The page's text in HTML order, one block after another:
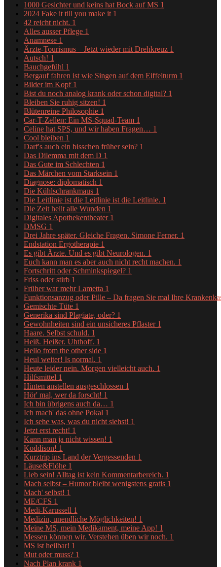
1000 Gesichter und keins hat Bock auf MS 1
2024 Fake it till you make it 1
42 reicht nicht. 1
Alles ausser Pflege 1
Anamnese 1
Ärzte-Tourismus – Jetzt wieder mit Drehkreuz 1
Autsch! 1
Bauchgefühl 1
Bergauf fahren ist wie Singen auf dem Eiffelturm 1
Bilder im Kopf 1
Bist du noch analog krank oder schon digital? 1
Bleiben Sie ruhig sitzen! 1
Blütenreine Philosophie 1
Car-T-Zellen: Ein MS-Squad-Team 1
Celine hat SPS, und wir haben Fragen… 1
Cool bleiben 1
Darf's auch ein bisschen früher sein? 1
Das Dilemma mit dem D 1
Das Gute im Schlechten 1
Das Märchen vom Starksein 1
Diagnose: diplomatisch 1
Die Kühlschrankmaus 1
Die Leitlinie ist die Leitlinie ist die Leitlinie. 1
Die Zeit heilt alle Wunden 1
Digitales Apothekentheater 1
DMSG 1
Drei Jahre später. Gleiche Fragen. Simone Ferner. 1
Endstation Ergotherapie 1
Es gibt Ärzte. Und es gibt Neurologen. 1
Euch kann man es aber auch nicht recht machen. 1
Fortschritt oder Schminkspiegel? 1
Friss oder stirb 1
Früher war mehr Lametta 1
Funktionsanzug oder Pille – Da fragen Sie mal Ihre
Gemischte Tüte 1
Generika sind Plagiate, oder? 1
Gewohnheiten sind ein unsicheres Pflaster 1
Haare. Selbst schuld. 1
Heiß. Heißer. Uhthoff. 1
Hello from the other side 1
Heul weiter! Is normal. 1
Heute leider nein. Morgen vielleicht auch. 1
Hilfsmittel 1
Hinten anstellen ausgeschlossen 1
Hör' mal, wer da forscht! 1
Ich bin übrigens auch da… 1
Ich mach' das ohne Pokal 1
Ich sehe was, was du nicht siehst! 1
Jetzt erst recht! 1
Kann man ja nicht wissen! 1
Koddison! 1
Kurztrip ins Land der Vergessenden 1
Läuse&Flöhe 1
Lieb sein! Alltag ist kein Kommentarbereich. 1
Mach selbst – Humor bleibt wenigstens gratis 1
Mach' selbst! 1
ME/CFS 1
Medi-Karussell 1
Medizin, unendliche Möglichkeiten! 1
Meine MS, mein Medikament, meine App! 1
Messen können wir. Verstehen üben wir noch. 1
MS ist heilbar! 1
Mut oder muss? 1
Nach Plan krank 1